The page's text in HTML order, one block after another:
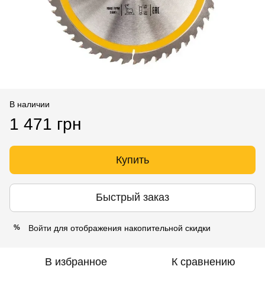
В наличии
1 471 грн
Купить
Быстрый заказ
% Войти для отображения накопительной скидки
В избранное К сравнению